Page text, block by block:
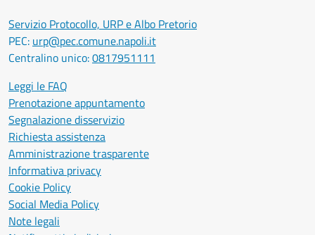
Servizio Protocollo, URP e Albo Pretorio
PEC: urp@pec.comune.napoli.it
Centralino unico:0817951111
Leggi le FAQ
Prenotazione appuntamento
Segnalazione disservizio
Richiesta assistenza
Amministrazione trasparente
Informativa privacy
Cookie Policy
Social Media Policy
Note legali